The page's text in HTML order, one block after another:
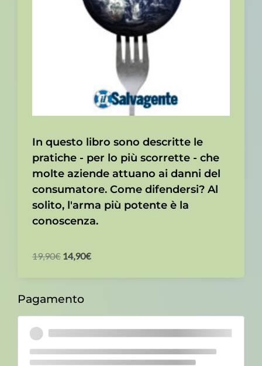
In questo libro sono descritte le
pratiche - per lo più scorrette - che
molte aziende attuano ai danni del
consumatore. Come difendersi? Al
solito, l'arma più potente è la
conoscenza.
19,90€ 14,90€
Pagamento
Stripe